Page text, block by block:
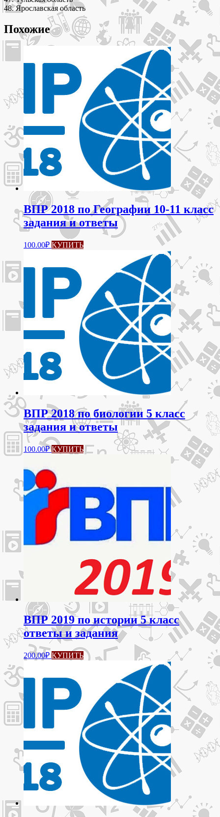
48. Ярославская область
Похожие
ВПР 2018 по Географии 10-11 класс
задания и ответы
100.00₽ КУПИТЬ
ВПР 2018 по биологии 5 класс
задания и ответы
100.00₽ КУПИТЬ
ВПР 2019 по истории 5 класс
ответы и задания
200.00₽ КУПИТЬ